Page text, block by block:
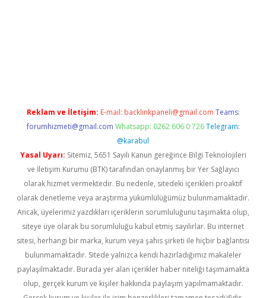
Reklam ve İletişim: E-mail: backlinkpaneli@gmail.com Teams:
forumhizmeti@gmail.com Whatsapp: 0262 606 0 726 Telegram:
@karabul
Yasal Uyarı: Sitemiz, 5651 Sayılı Kanun gereğince Bilgi Teknolojileri
ve İletişim Kurumu (BTK) tarafından onaylanmış bir Yer Sağlayıcı
olarak hizmet vermektedir. Bu nedenle, sitedeki içerikleri proaktif
olarak denetleme veya araştırma yükümlülüğümüz bulunmamaktadır.
Ancak, üyelerimiz yazdıkları içeriklerin sorumluluğunu taşımakta olup,
siteye üye olarak bu sorumluluğu kabul etmiş sayılırlar. Bu internet
sitesi, herhangi bir marka, kurum veya şahıs şirketi ile hiçbir bağlantısı
bulunmamaktadır. Sitede yalnızca kendi hazırladığımız makaleler
paylaşılmaktadır. Burada yer alan içerikler haber niteliği taşımamakta
olup, gerçek kurum ve kişiler hakkında paylaşım yapılmamaktadır.